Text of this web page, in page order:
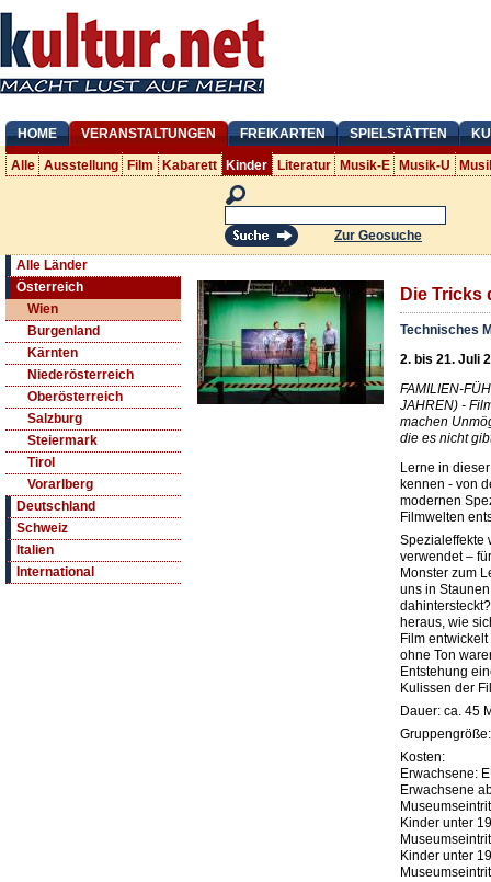
HOME VERANSTALTUNGEN FREIKARTEN SPIELSTÄTTEN
Alle Ausstellung Film Kabarett Kinder Literatur Musik-E Musik-U
Zur Geosuche
Alle Länder
Österreich
Wien
Burgenland
Kärnten
Niederösterreich
Oberösterreich
Salzburg
Steiermark
Tirol
Vorarlberg
Deutschland
Schweiz
Italien
International
Die Tricks
Technisches
2. bis 21. Juli
FAMILIEN-
JAHREN) -
machen
die es nicht
Lerne in
kennen - von
modernen
Filmwelten
Spezialeffekte
verwendet –
Monster zum
uns in
heraus, wie
Film
ohne Ton
Entstehung
Kulissen der
Dauer: ca. 45
Kosten:
Erwachsene:
Erwachsene
Kinder unter
Kinder unter